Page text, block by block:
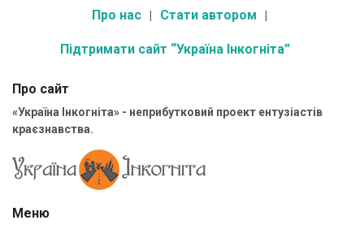
Про нас Стати автором
Підтримати сайт “Україна Інкогніта”
Про сайт
«Україна Інкогніта» - неприбутковий проект ентузіастів
краєзнавства.
Меню